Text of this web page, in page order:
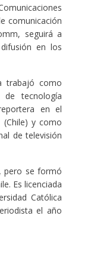
comunicación
seguirá a
en los
trabajó como
tecnología
en el
y como
de televisión
pero se formó
Es licenciada
Católica
el año